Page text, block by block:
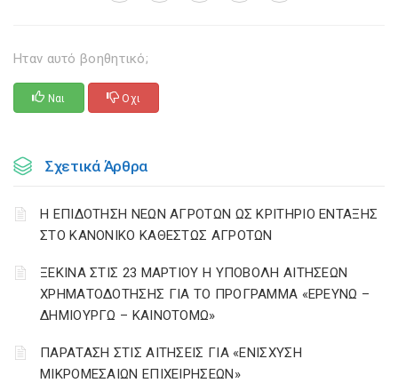
Ηταν αυτό βοηθητικό;
Ναι Οχι
Σχετικά Άρθρα
Η ΕΠΙΔΟΤΗΣΗ ΝΕΩΝ ΑΓΡΟΤΩΝ ΩΣ ΚΡΙΤΗΡΙΟ ΕΝΤΑΞΗΣ
ΣΤΟ ΚΑΝΟΝΙΚΟ ΚΑΘΕΣΤΩΣ ΑΓΡΟΤΩΝ
ΞΕΚΙΝΑ ΣΤΙΣ 23 ΜΑΡΤΙΟΥ Η ΥΠΟΒΟΛΗ ΑΙΤΗΣΕΩΝ
ΧΡΗΜΑΤΟΔΟΤΗΣΗΣ ΓΙΑ ΤΟ ΠΡΟΓΡΑΜΜΑ «ΕΡΕΥΝΩ –
ΔΗΜΙΟΥΡΓΩ – ΚΑΙΝΟΤΟΜΩ»
ΠΑΡΑΤΑΣΗ ΣΤΙΣ ΑΙΤΗΣΕΙΣ ΓΙΑ «ΕΝΙΣΧΥΣΗ
ΜΙΚΡΟΜΕΣΑΙΩΝ ΕΠΙΧΕΙΡΗΣΕΩΝ»